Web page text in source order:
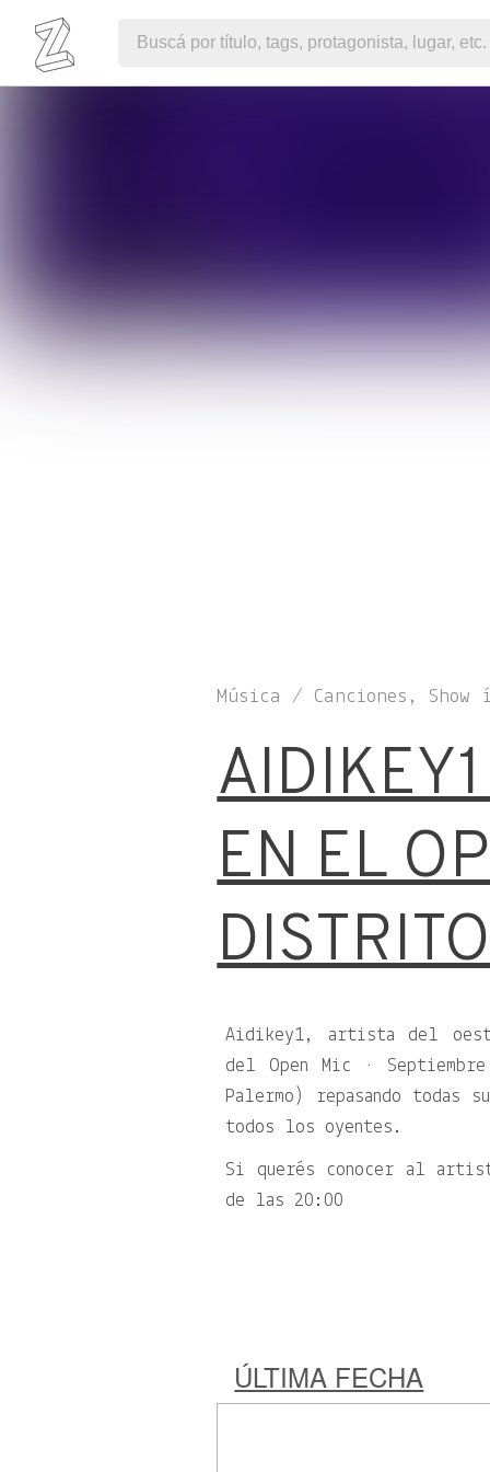
Música / Canciones, Show
EN EL
Aidikey1, artista del
del Open Mic •
Palermo) repasando todas
todos los oyentes.
Si querés conocer al
de las 20:00
ÚLTIMA FECHA